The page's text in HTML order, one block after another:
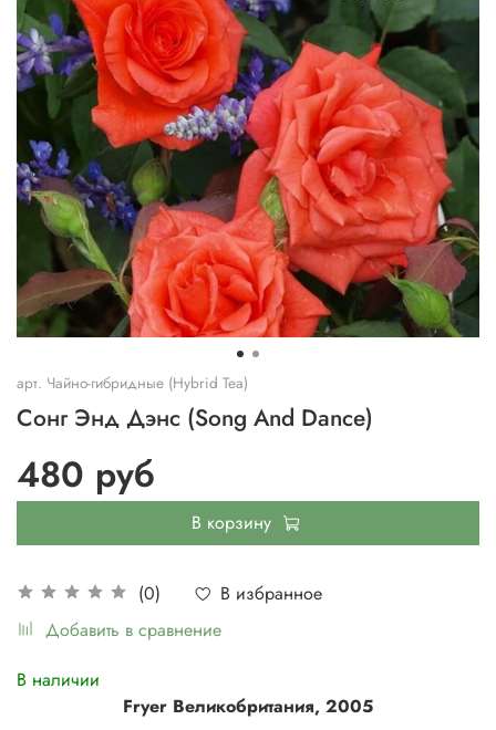
арт. Чайно-гибридные (Hybrid Tea)
Сонг Энд Дэнс (Song And Dance)
(0)
В избранное
Добавить в сравнение
В наличии
480 руб
В корзину
Fryer Великобритания, 2005